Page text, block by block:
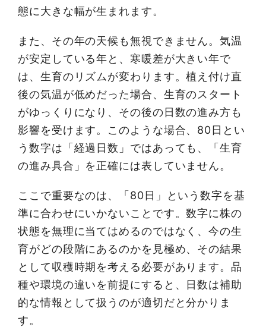
態に大きな幅が生まれます。
また、その年の天候も無視できません。気温
が安定している年と、寒暖差が大きい年で
は、生育のリズムが変わります。植え付け直
後の気温が低めだった場合、生育のスタート
がゆっくりになり、その後の日数の進み方も
影響を受けます。このような場合、80日とい
う数字は「経過日数」ではあっても、「生育
の進み具合」を正確には表していません。
ここで重要なのは、「80日」という数字を基
準に合わせにいかないことです。数字に株の
状態を無理に当てはめるのではなく、今の生
育がどの段階にあるのかを見極め、その結果
として収穫時期を考える必要があります。品
種や環境の違いを前提にすると、日数は補助
的な情報として扱うのが適切だと分かりま
す。